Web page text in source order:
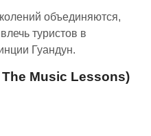
объединяются,
туристов в
Гуандун.
Music Lessons)